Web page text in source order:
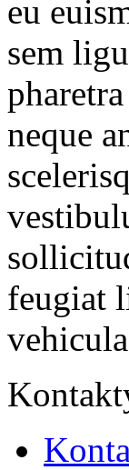
eu
sem
neque
feugiat